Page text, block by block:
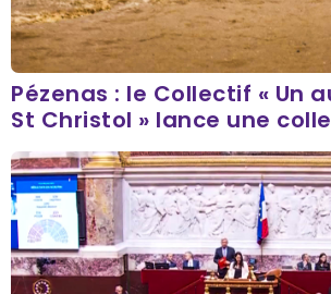
Pézenas : le Collectif « Un
St Christol » lance une